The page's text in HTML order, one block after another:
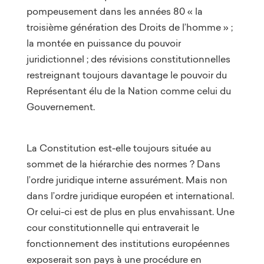
pompeusement dans les années 80 « la
troisième génération des Droits de l’homme » ;
la montée en puissance du pouvoir
juridictionnel ; des révisions constitutionnelles
restreignant toujours davantage le pouvoir du
Représentant élu de la Nation comme celui du
Gouvernement.
La Constitution est-elle toujours située au
sommet de la hiérarchie des normes ? Dans
l’ordre juridique interne assurément. Mais non
dans l’ordre juridique européen et international.
Or celui-ci est de plus en plus envahissant. Une
cour constitutionnelle qui entraverait le
fonctionnement des institutions européennes
exposerait son pays à une procédure en